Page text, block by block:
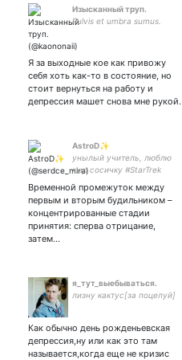
Изысканный труп.
Pulvis et umbra sumus.
Я за выходные кое как привожу
себя хоть как-то в состояние, но
стоит вернуться на работу и
депрессия машет снова мне рукой.
AstroD✨
унылый учитель, люблю
кыр сосичку #StarTrek
#GoodOmens #Sherlock
#HarryPotter #b99 #fma
#dgm #Лапенко
Временной промежуток между
первым и вторым будильником –
концентрированные стадии
принятия: сперва отрицание,
затем…
я_тут_выебываться.
лизну кактус[за поцелуй]
Как обычно день рожденьевская
депрессия,ну или как это там
называется,когда еще не кризис